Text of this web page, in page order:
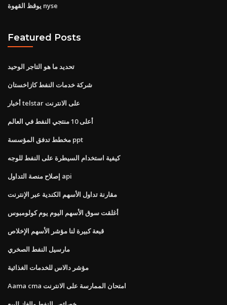
يوقظ القهوة nyse
Featured Posts
تحديد ما هو التاجر الوحيد
شركة خدمات النفط كازاخستان
أخبار telstar على الانترنت
أعلى 10 منتجي النفط في العالم
مخطط تدفق المؤسسة ppt
كيفية استخدام السيطرة على النفط للوجه
إصلاح منصة التداول api
مقارنة تداول الأسهم الكندية عبر الإنترنت
أغلقت سوق الأسهم اليوم يوم كولومبوس
قبعة كبيرة لنا مؤشر الأسهم الإخلاص
مارسيل النفط الصخري
مؤشر دالاس للخدمات الغذائية
Aama cma امتحان الممارسة على الانترنت